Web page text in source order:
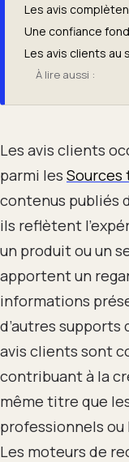
Les avis
Une confiance
Les avis clients au
À lire aussi :
Les avis clients
parmi les Sources
contenus publiés
ils reflètent
un produit ou un
apportent un
informations
d’autres
avis clients sont
contribuant à la
même titre que
professionnels ou
Les moteurs de